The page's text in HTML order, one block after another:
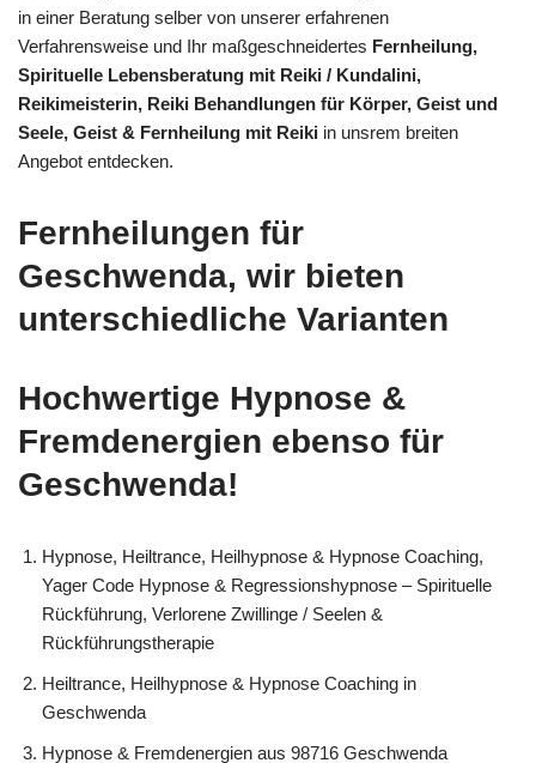
in einer Beratung selber von unserer erfahrenen
Verfahrensweise und Ihr maßgeschneidertes Fernheilung,
Spirituelle Lebensberatung mit Reiki / Kundalini,
Reikimeisterin, Reiki Behandlungen für Körper, Geist und
Seele, Geist & Fernheilung mit Reiki in unsrem breiten
Angebot entdecken.
Fernheilungen für
Geschwenda, wir bieten
unterschiedliche Varianten
Hochwertige Hypnose &
Fremdenergien ebenso für
Geschwenda!
Hypnose, Heiltrance, Heilhypnose & Hypnose Coaching,
Yager Code Hypnose & Regressionshypnose – Spirituelle
Rückführung, Verlorene Zwillinge / Seelen &
Rückführungstherapie
Heiltrance, Heilhypnose & Hypnose Coaching in
Geschwenda
Hypnose & Fremdenergien aus 98716 Geschwenda